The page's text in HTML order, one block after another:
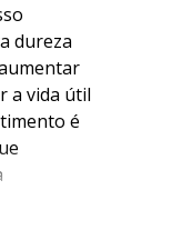
dureza
a vida útil
é
os